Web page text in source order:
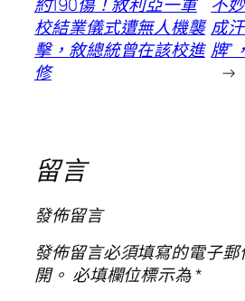
校結業儀式遭無人機襲
擊，敘總統曾在該校進
修
成
牌”
→
留言
發佈留言
發佈留言必須填寫的電子
開。 必填欄位標示為*